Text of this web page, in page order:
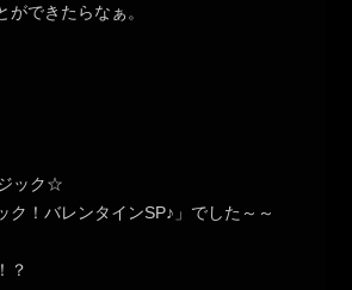
ができたらなぁ。
ック☆
ク！バレンタインSP♪」でした～～
？